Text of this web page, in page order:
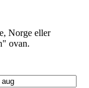
Norge eller
ovan.